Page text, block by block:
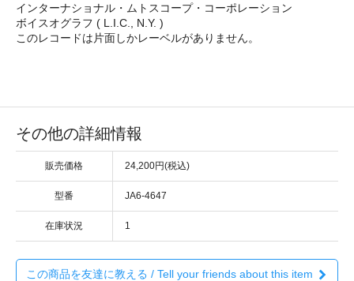
インターナショナル・ムトスコープ・コーポレーション
ボイスオグラフ ( L.I.C., N.Y. )
このレコードは片面しかレーベルがありません。
その他の詳細情報
販売価格 24,200円(税込)
型番 JA6-4647
在庫状況 1
この商品を友達に教える / Tell your friends about this item